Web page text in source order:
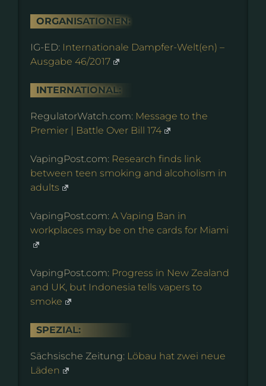
ORGANISATIONEN:
IG-ED: Internationale Dampfer-Welt(en) –
Ausgabe 46/2017
INTERNATIONAL:
RegulatorWatch.com: Message to the
Premier | Battle Over Bill 174
VapingPost.com: Research finds link
between teen smoking and alcoholism in
adults
VapingPost.com: A Vaping Ban in
workplaces may be on the cards for Miami
VapingPost.com: Progress in New Zealand
and UK, but Indonesia tells vapers to
smoke
SPEZIAL:
Sächsische Zeitung: Löbau hat zwei neue
Läden